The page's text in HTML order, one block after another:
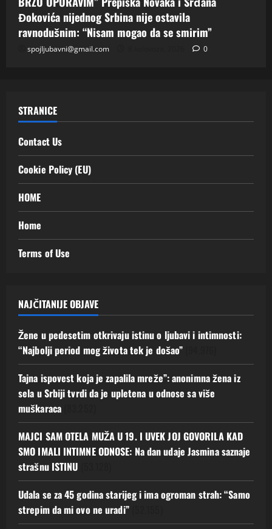
Đokovića nijednog Srbina nije ostavila
ravnodušnim: “Nisam mogao da se smirim”
spojljubavni@gmail.com 0
STRANICE
Contact Us
Cookie Policy (EU)
HOME
Home
Terms of Use
NAJČITANIJE OBJAVE
Žene u pedesetim otkrivaju istinu o ljubavi i intimnosti:
“Najbolji period mog života tek je došao”
Tajna ispovest koja je zapalila mreže”: anonimna žena iz
sela u Srbiji tvrdi da je upletena u odnose sa više
muškaraca
MAJCI SAM OTELA MUŽA U 19. I UVEK JOJ GOVORILA KAD
SMO IMALI INTIMNE ODNOSE: Na dan udaje Jasmina saznaje
strašnu ISTINU
Udala se za 45 godina starijeg i ima ogroman strah: “Samo
strepim da mi ovo ne uradi”